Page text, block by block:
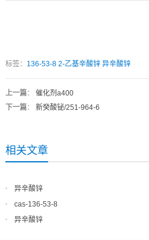
标签： 136-53-8 2-乙基辛酸锌 异辛酸锌
上一篇： 催化剂a400
下一篇： 新癸酸铋/251-964-6
相关文章
异辛酸锌
cas-136-53-8
异辛酸锌